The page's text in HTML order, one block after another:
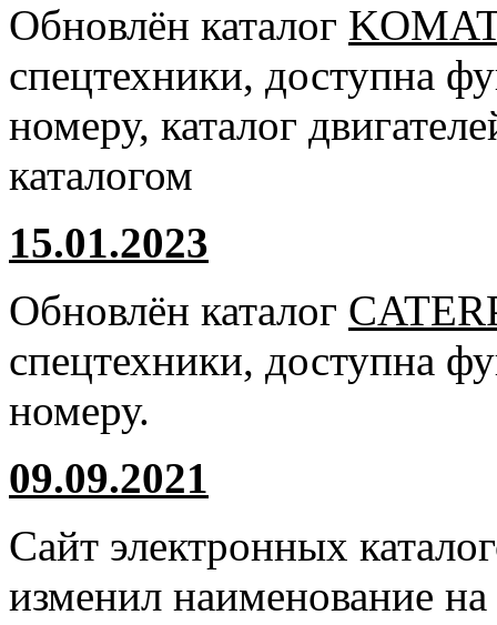
Обновлён каталог
спецтехники, доступна
номеру, каталог
каталогом
15.01.2023
Обновлён каталог
спецтехники, доступна
номеру.
09.09.2021
Сайт электронных
изменил наименование на